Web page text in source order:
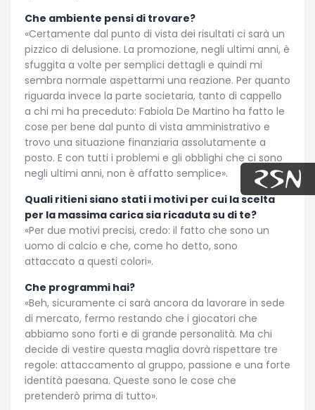
Che ambiente pensi di trovare?
«Certamente dal punto di vista dei risultati ci sarà un
pizzico di delusione. La promozione, negli ultimi anni, è
sfuggita a volte per semplici dettagli e quindi mi
sembra normale aspettarmi una reazione. Per quanto
riguarda invece la parte societaria, tanto di cappello
a chi mi ha preceduto: Fabiola De Martino ha fatto le
cose per bene dal punto di vista amministrativo e
trovo una situazione finanziaria assolutamente a
posto. E con tutti i problemi e gli obblighi che ci sono
negli ultimi anni, non è affatto semplice».
Quali ritieni siano stati i motivi per cui la scelta
per la massima carica sia ricaduta su di te?
«Per due motivi precisi, credo: il fatto che sono un
uomo di calcio e che, come ho detto, sono
attaccato a questi colori».
Che programmi hai?
«Beh, sicuramente ci sarà ancora da lavorare in sede
di mercato, fermo restando che i giocatori che
abbiamo sono forti e di grande personalità. Ma chi
decide di vestire questa maglia dovrà rispettare tre
regole: attaccamento al gruppo, passione e una forte
identità paesana. Queste sono le cose che
pretenderò prima di tutto».